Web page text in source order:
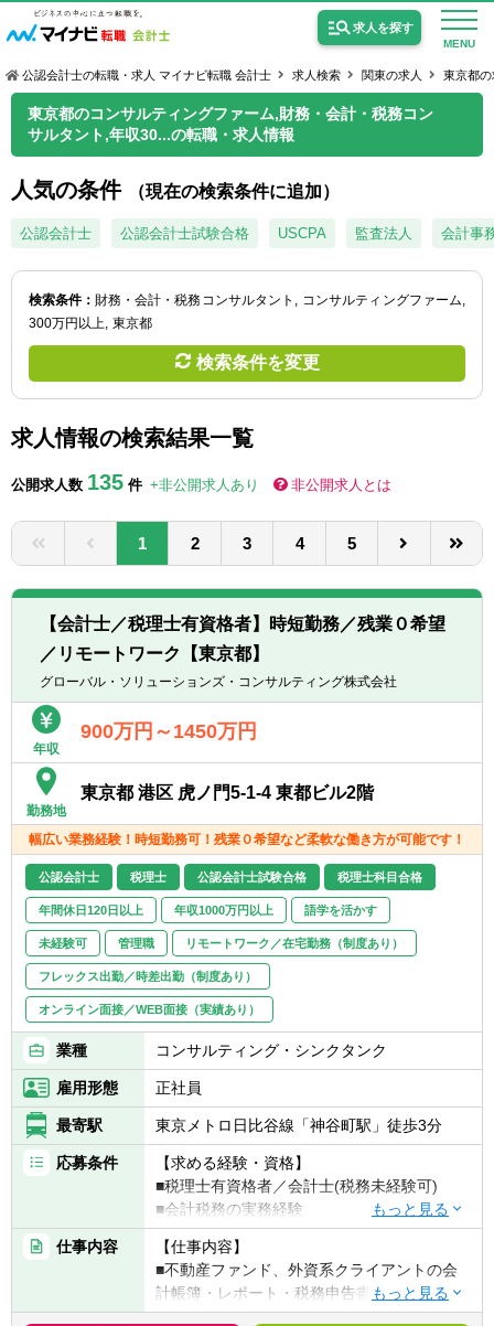
MENU
求人を探す
公認会計士試験合格向けの求人
ご利用ガイド
非公開求人とは？
転職お役立ち情報
公認会計士の転職・求人 マイナビ転職 会計士 求人検索 関東の求人 東京都の
東京都のコンサルティングファーム,財務・会計・税務コン
サルタント,年収30...の転職・求人情報
人気の条件 （現在の検索条件に追加）
公認会計士 公認会計士試験合格 USCPA 監査法人 会計事
検索条件： 財務・会計・税務コンサルタント
コンサルティングファーム
300万円以上 東京都
検索条件を変更
求人情報の検索結果一覧
公開求人数 135 件 +非公開求人あり 非公開求人とは
1 2 3 4 5
【会計士／税理士有資格者】時短勤務／残業０希望
／リモートワーク【東京都】
グローバル・ソリューションズ・コンサルティング株式会社
年収
900万円～1450万円
勤務地
東京都 港区 虎ノ門5-1-4 東都ビル2階
幅広い業務経験！時短勤務可！残業０希望など柔軟な働き方が可能です！
公認会計士 税理士 公認会計士試験合格 税理士科目合格
年間休日120日以上 年収1000万円以上 語学を活かす
未経験可 管理職 リモートワーク／在宅勤務（制度あり）
フレックス出勤／時差出勤（制度あり）
オンライン面接／WEB面接（実績あり）
業種 コンサルティング・シンクタンク
雇用形態 正社員
最寄駅 東京メトロ日比谷線「神谷町駅」徒歩3分
応募条件
【求める経験・資格】
■税理士有資格者／会計士(税務未経験可)
■会計税務の実務経験
【その他、歓迎する条件】
■英語力を活かしたい方(今後習得したい意志
のある方)
仕事内容
【仕事内容】
■不動産ファンド、外資系クライアントの会
計帳簿・レポート・税務申告書の作成
(ファンド7割、事業会社２割、個人１割)